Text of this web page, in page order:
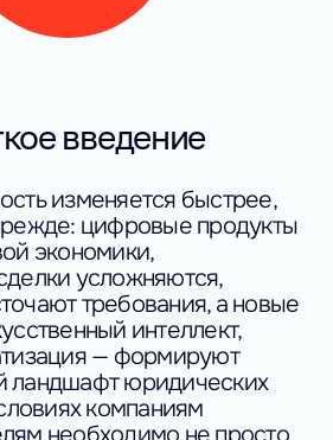
введение
изменяется быстрее,
цифровые продукты
экономики,
усложняются,
требования, а новые
интеллект,
— формируют
ландшафт юридических
компаниям